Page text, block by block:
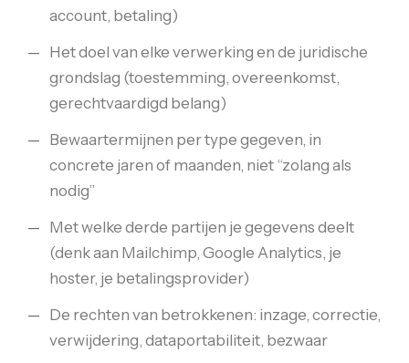
account, betaling)
Het doel van elke verwerking en de juridische
grondslag (toestemming, overeenkomst,
gerechtvaardigd belang)
Bewaartermijnen per type gegeven, in
concrete jaren of maanden, niet “zolang als
nodig”
Met welke derde partijen je gegevens deelt
(denk aan Mailchimp, Google Analytics, je
hoster, je betalingsprovider)
De rechten van betrokkenen: inzage, correctie,
verwijdering, dataportabiliteit, bezwaar